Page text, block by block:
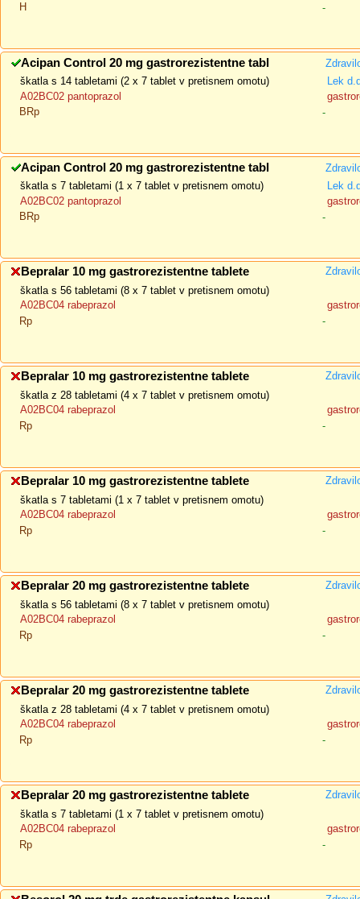
H
-
Acipan Control 20 mg gastrorezistentne tabl
škatla s 14 tabletami (2 x 7 tablet v pretisnem omotu)
Lek
A02BC02 pantoprazol
BRp
-
Acipan Control 20 mg gastrorezistentne tabl
škatla s 7 tabletami (1 x 7 tablet v pretisnem omotu)
Lek
A02BC02 pantoprazol
BRp
-
Bepralar 10 mg gastrorezistentne tablete
škatla s 56 tabletami (8 x 7 tablet v pretisnem omotu)
A02BC04 rabeprazol
Rp
-
Bepralar 10 mg gastrorezistentne tablete
škatla z 28 tabletami (4 x 7 tablet v pretisnem omotu)
A02BC04 rabeprazol
Rp
-
Bepralar 10 mg gastrorezistentne tablete
škatla s 7 tabletami (1 x 7 tablet v pretisnem omotu)
A02BC04 rabeprazol
Rp
-
Bepralar 20 mg gastrorezistentne tablete
škatla s 56 tabletami (8 x 7 tablet v pretisnem omotu)
A02BC04 rabeprazol
Rp
-
Bepralar 20 mg gastrorezistentne tablete
škatla z 28 tabletami (4 x 7 tablet v pretisnem omotu)
A02BC04 rabeprazol
Rp
-
Bepralar 20 mg gastrorezistentne tablete
škatla s 7 tabletami (1 x 7 tablet v pretisnem omotu)
A02BC04 rabeprazol
Rp
-